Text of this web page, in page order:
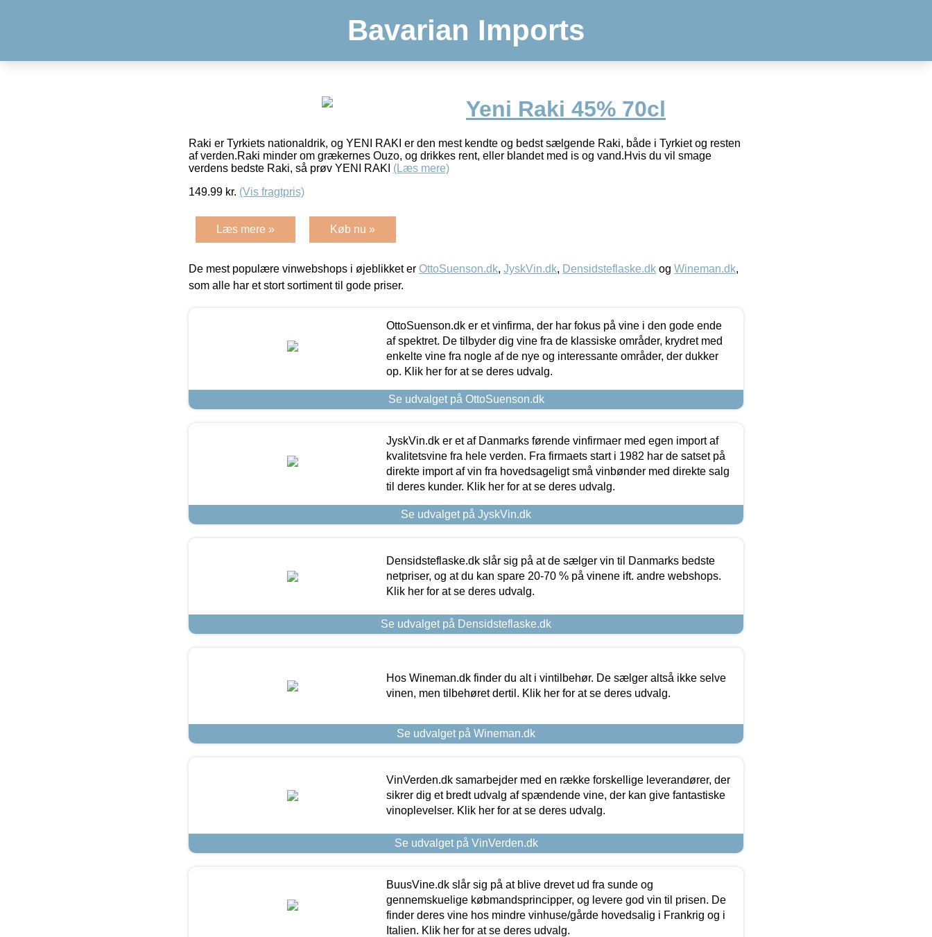
Bavarian Imports
Yeni Raki 45% 70cl
Raki er Tyrkiets nationaldrik, og YENI RAKI er den mest kendte og bedst sælgende Raki, både i Tyrkiet og resten
af verden.Raki minder om grækernes Ouzo, og drikkes rent, eller blandet med is og vand.Hvis du vil smage
verdens bedste Raki, så prøv YENI RAKI (Læs mere)
149.99 kr. (Vis fragtpris)
Læs mere » Køb nu »
De mest populære vinwebshops i øjeblikket er OttoSuenson.dk, JyskVin.dk, Densidsteflaske.dk og Wineman.dk,
som alle har et stort sortiment til gode priser.
OttoSuenson.dk er et vinfirma, der har fokus på vine i den gode ende
af spektret. De tilbyder dig vine fra de klassiske områder, krydret med
enkelte vine fra nogle af de nye og interessante områder, der dukker
op. Klik her for at se deres udvalg.
Se udvalget på OttoSuenson.dk
JyskVin.dk er et af Danmarks førende vinfirmaer med egen import af
kvalitetsvine fra hele verden. Fra firmaets start i 1982 har de satset på
direkte import af vin fra hovedsageligt små vinbønder med direkte salg
til deres kunder. Klik her for at se deres udvalg.
Se udvalget på JyskVin.dk
Densidsteflaske.dk slår sig på at de sælger vin til Danmarks bedste
netpriser, og at du kan spare 20-70 % på vinene ift. andre webshops.
Klik her for at se deres udvalg.
Se udvalget på Densidsteflaske.dk
Hos Wineman.dk finder du alt i vintilbehør. De sælger altså ikke selve
vinen, men tilbehøret dertil. Klik her for at se deres udvalg.
Se udvalget på Wineman.dk
VinVerden.dk samarbejder med en række forskellige leverandører, der
sikrer dig et bredt udvalg af spændende vine, der kan give fantastiske
vinoplevelser. Klik her for at se deres udvalg.
Se udvalget på VinVerden.dk
BuusVine.dk slår sig på at blive drevet ud fra sunde og
gennemskuelige købmandsprincipper, og levere god vin til prisen. De
finder deres vine hos mindre vinhuse/gårde hovedsalig i Frankrig og i
Italien. Klik her for at se deres udvalg.